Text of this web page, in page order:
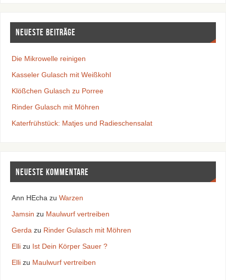
Neueste Beiträge
Die Mikrowelle reinigen
Kasseler Gulasch mit Weißkohl
Klößchen Gulasch zu Porree
Rinder Gulasch mit Möhren
Katerfrühstück: Matjes und Radieschensalat
Neueste Kommentare
Ann HEchazu Warzen
Jamsin zu Maulwurf vertreiben
Gerdazu Rinder Gulasch mit Möhren
Ellizu Ist Dein Körper Sauer ?
Ellizu Maulwurf vertreiben